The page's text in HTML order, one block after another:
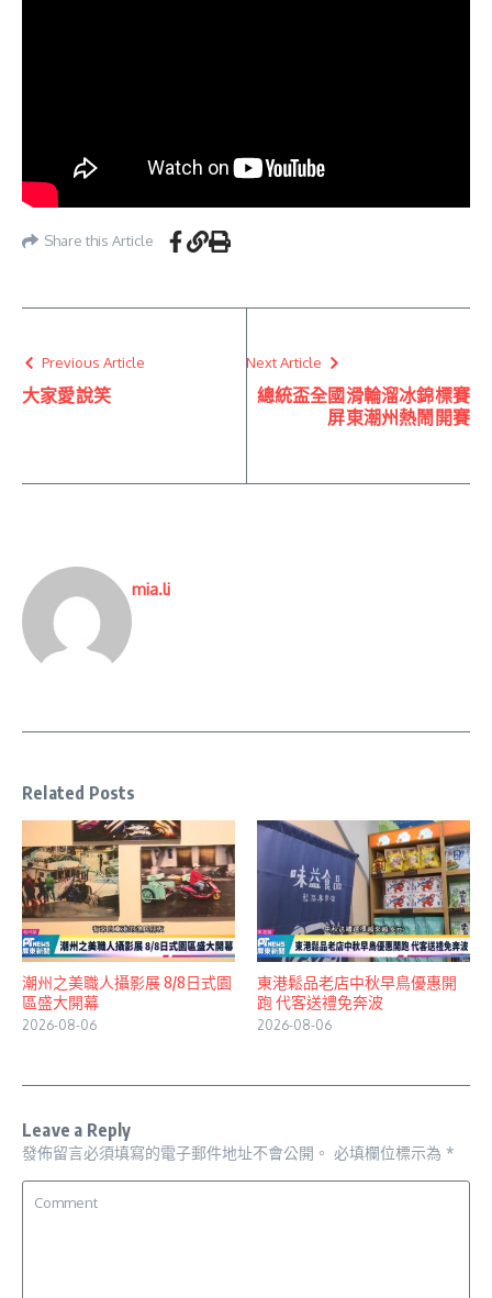
Share this Article
Previous Article
大家愛說笑
Next Article
總統盃全國滑輪溜冰錦標賽
屏東潮州熱鬧開賽
mia.li
Related Posts
潮州之美職人攝影展 8/8日式園
區盛大開幕
2026-08-06
東港鬆品老店中秋早鳥優惠開
跑 代客送禮免奔波
2026-08-06
Leave a Reply
發佈留言必須填寫的電子郵件地址不會公開。 必填欄位標示為 *